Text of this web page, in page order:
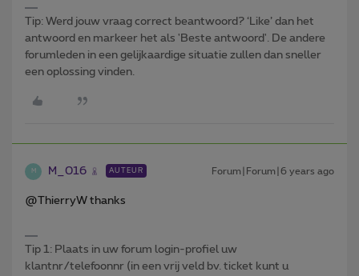
Tip: Werd jouw vraag correct beantwoord? ‘Like’ dan het
antwoord en markeer het als 'Beste antwoord'. De andere
forumleden in een gelijkaardige situatie zullen dan sneller
een oplossing vinden.
M M_016 AUTEUR Forum|Forum|6 years ago
@ThierryW thanks
Tip 1: Plaats in uw forum login-profiel uw
klantnr/telefoonnr (in een vrij veld bv. ticket kunt u